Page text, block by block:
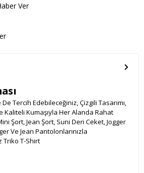
Ver
Tercih Edebileceğiniz, Çizgili Tasarımı,
Kaliteli Kumaşıyla Her Alanda Rahat
Şort, Jean Şort, Suni Deri Ceket, Jogger
Ve Jean Pantolonlarınızla
Triko T-Shirt